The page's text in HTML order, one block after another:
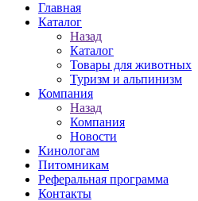
Главная
Каталог
Назад
Каталог
Товары для животных
Туризм и альпинизм
Компания
Назад
Компания
Новости
Кинологам
Питомникам
Реферальная программа
Контакты